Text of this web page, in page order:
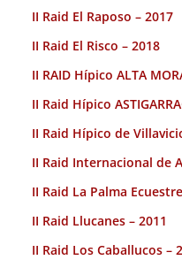
II Raid El Raposo – 2017
II Raid El Risco – 2018
II RAID Hípico ALTA
II Raid Hípico
II Raid Hípico de
II Raid Internacional de
II Raid La Palma
II Raid Llucanes – 2011
II Raid Los Caballucos –